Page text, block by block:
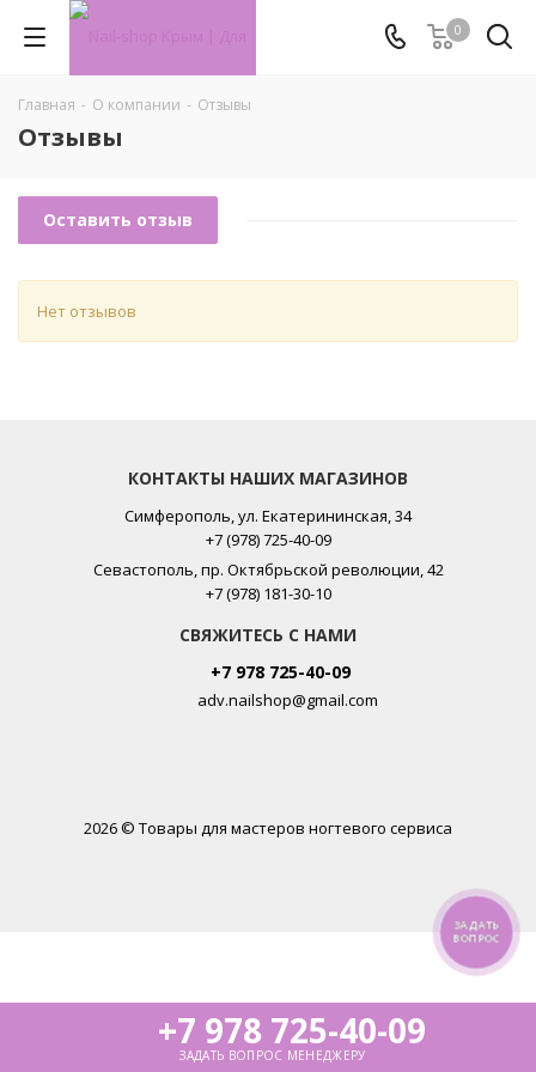
0
Главная - О компании - Отзывы
Отзывы
Оставить отзыв
Нет отзывов
КОНТАКТЫ НАШИХ МАГАЗИНОВ
Симферополь, ул. Екатерининская, 34
+7 (978) 725-40-09
Севастополь, пр. Октябрьской революции, 42
+7 (978) 181-30-10
СВЯЖИТЕСЬ С НАМИ
+7 978 725-40-09
adv.nailshop@gmail.com
2026 © Товары для мастеров ногтевого сервиса
+7 978 725-40-09
ЗАДАТЬ ВОПРОС МЕНЕДЖЕРУ
ЗАДАТЬ
ВОПРОС